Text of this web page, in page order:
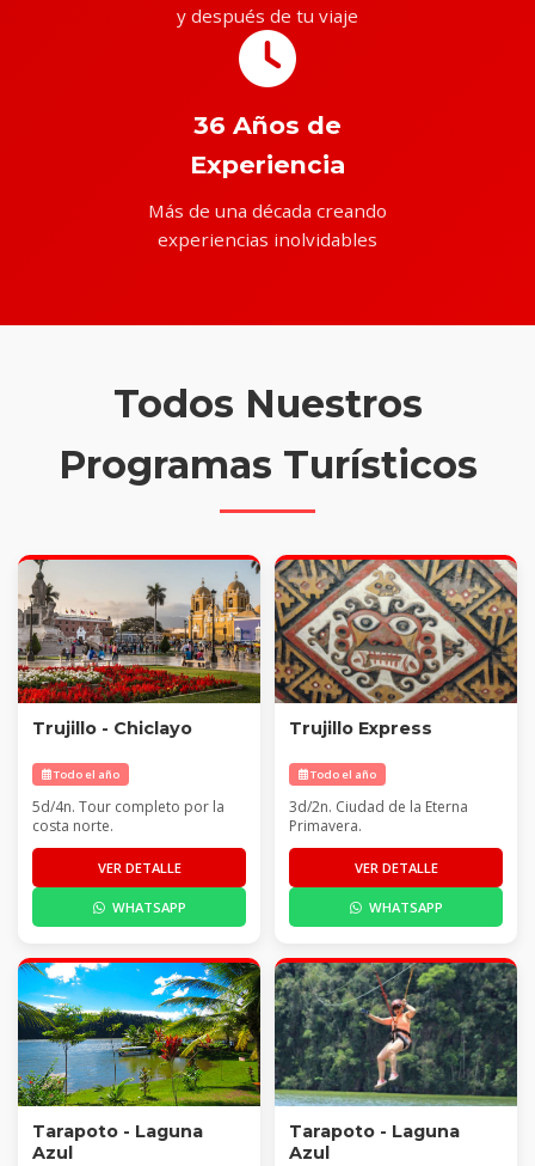
y después de tu viaje
36 Años de
Experiencia
Más de una década creando
experiencias inolvidables
Todos Nuestros
Programas Turísticos
Trujillo - Chiclayo
Todo el año
5d/4n. Tour completo por la
costa norte.
VER DETALLE
WHATSAPP
Trujillo Express
Todo el año
3d/2n. Ciudad de la Eterna
Primavera.
VER DETALLE
WHATSAPP
Tarapoto - Laguna
Azul
Tarapoto - Laguna
Azul